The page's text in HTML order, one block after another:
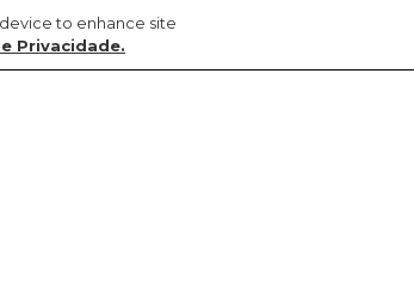
Cultura
to enhance site
Privacidade.